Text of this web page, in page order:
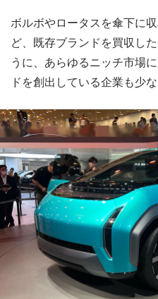
ボルボやロータスを傘下に
ど、既存ブランドを買収し
うに、あらゆるニッチ市場
ドを創出している企業も少な